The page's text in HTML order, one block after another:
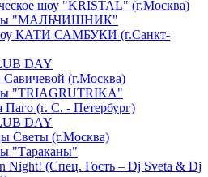
шоу "KRISTAL" (г.Москва)
"МАЛЬЧИШНИК"
КАТИ САМБУКИ (г.Санкт-
DAY
(г.Москва)
"TRIAGRUTRIKA"
(г. С. - Петербург)
DAY
Светы (г.Москва)
"Тараканы"
Night! (Спец. Гость – Dj Sveta & Dj